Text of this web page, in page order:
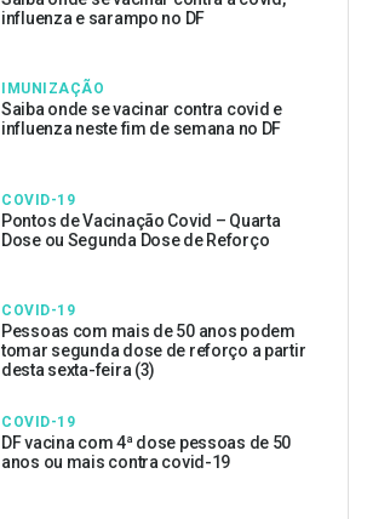
influenza e sarampo no DF
IMUNIZAÇÃO
Saiba onde se vacinar contra covid e
influenza neste fim de semana no DF
COVID-19
Pontos de Vacinação Covid – Quarta
Dose ou Segunda Dose de Reforço
COVID-19
Pessoas com mais de 50 anos podem
tomar segunda dose de reforço a partir
desta sexta-feira (3)
COVID-19
DF vacina com 4ª dose pessoas de 50
anos ou mais contra covid-19